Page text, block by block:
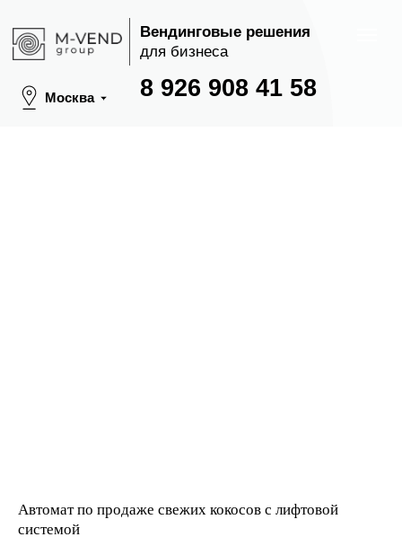
8 926 908 41 58
Вендинговые решения
для бизнеса
Автомат по продаже свежих кокосов с лифтовой
системой